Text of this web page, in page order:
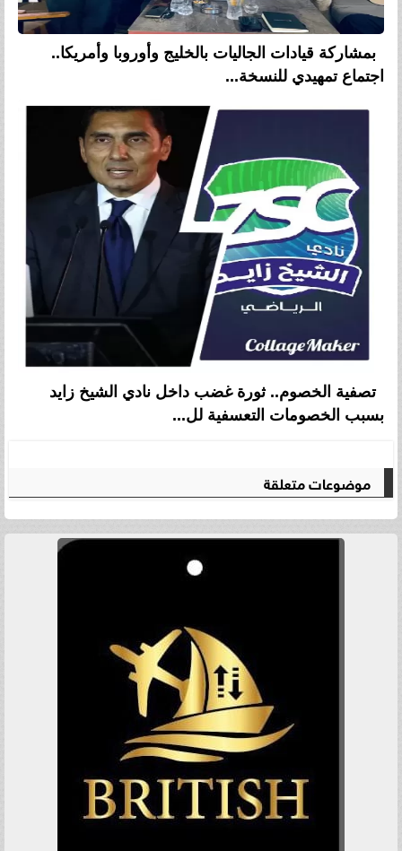
بمشاركة قيادات الجاليات بالخليج وأوروبا وأمريكا..
اجتماع تمهيدي للنسخة...
تصفية الخصوم.. ثورة غضب داخل نادي الشيخ زايد
بسبب الخصومات التعسفية لل...
موضوعات متعلقة